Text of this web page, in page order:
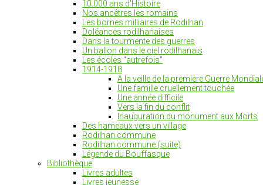
10.000 ans d'Histoire
Nos ancêtres les romains
Les bornes milliaires de Rodilhan
Doléances rodilhanaises
Dans la tourmente des guerres
Un ballon dans le ciel rodilhanais
Les écoles "autrefois"
1914-1918
A la veille de la première Guerre
Une famille cruellement touchée
Une année difficile
Vers la fin du conflit
Inauguration du monument aux Morts
Des hameaux vers un village
Rodilhan commune
Rodilhan commune (suite)
Légende du Bouffasque
Bibliothèque
Livres adultes
Livres jeunesse